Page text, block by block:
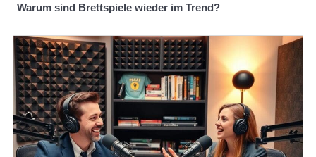
Warum sind Brettspiele wieder im Trend?